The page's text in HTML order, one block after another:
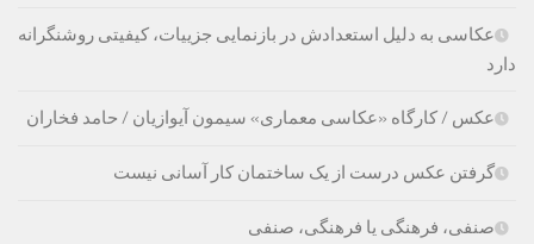
عکاسی به دلیل استعدادش در بازنمایی جزییات، کیفیتی روشنگرانه
دارد
عکس / کارگاه «عکاسی معماری» سیمون آیوازیان / حامد فخاران
گرفتن عکس درست از یک ساختمان کار آسانی نیست
صنفی، فرهنگی یا فرهنگی، صنفی